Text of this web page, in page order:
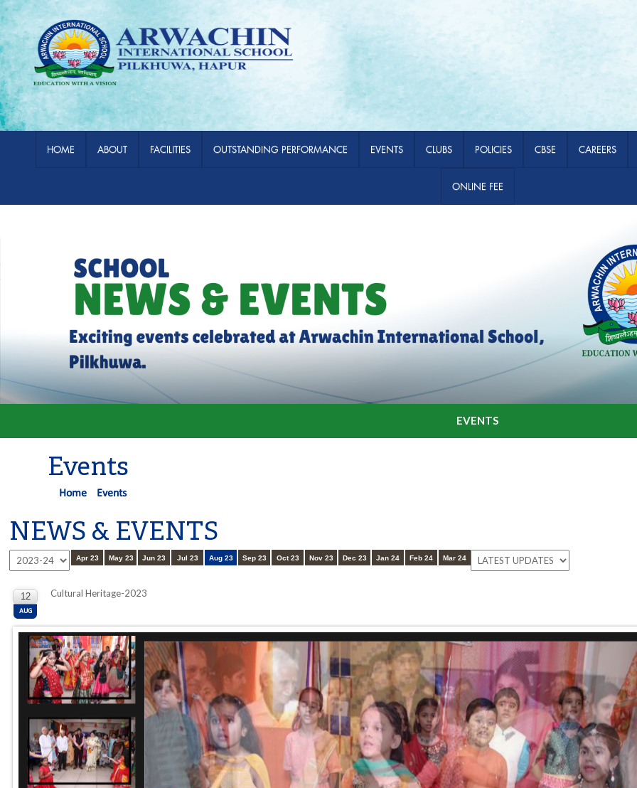
HOME ABOUT FACILITIES OUTSTANDING PERFORMANCE EVENTS CLUBS POLICIES CBSE CAREERS
ONLINE FEE
EVENTS
Events
Home Events
NEWS & EVENTS
Apr 23 May 23 Jun 23 Jul 23 Aug 23 Sep 23 Oct 23 Nov 23 Dec 23 Jan 24 Feb 24 Mar 24
12
AUG
Cultural Heritage-2023